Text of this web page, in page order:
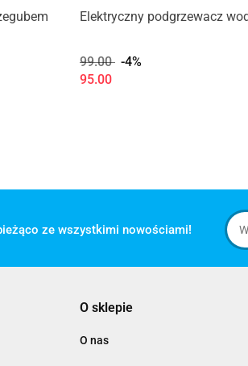
Elektryczny podgrzewacz
99.00 -4%
95.00
ze wszystkimi nowościami!
O sklepie
O nas